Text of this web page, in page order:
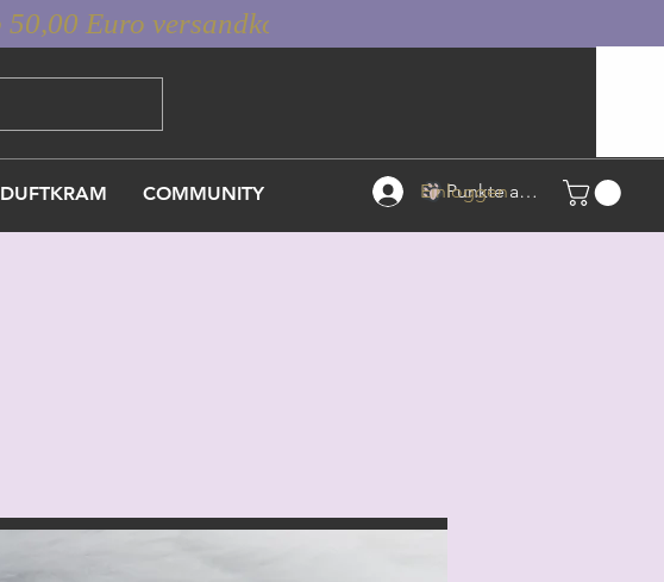
DUFTKRAM COMMUNITY Einloggen Punkte ansehen